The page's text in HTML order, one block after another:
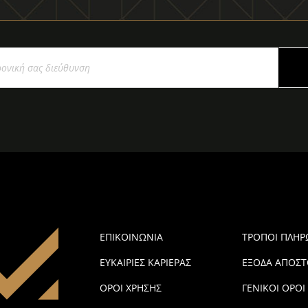
ΕΠΙΚΟΙΝΩΝΙΑ
ΕΥΚΑΙΡΙΕΣ ΚΑΡΙΕΡΑΣ
ΟΡΟΙ ΧΡΗΣΗΣ
ΤΡΟΠΟΙ
ΕΞΟΔΑ
ΓΕΝΙΚΟΙ